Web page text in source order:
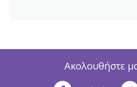
Ακολουθήστε